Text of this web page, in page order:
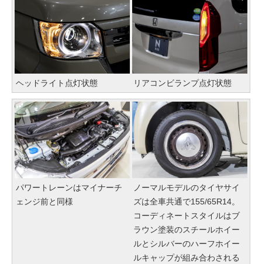
ヘッドライト点灯状態 リアコンビランプ点灯状態
パワートレーンはマイナーチ
ェンジ前と同様
ノーマルモデルのタイヤサイ
ズは全車共通で155/65R14。
コーディネートスタイルはブ
ラウン塗装のスチールホイー
ルとシルバーのハーフホイー
ルキャップが組み合わされる